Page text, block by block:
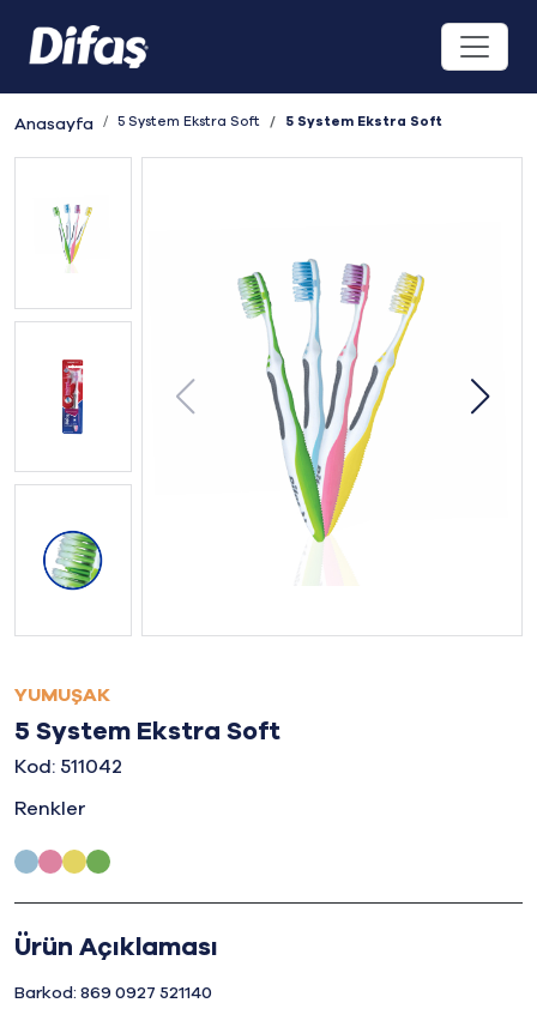
Anasayfa 5 System Ekstra Soft 5 System Ekstra Soft
YUMUŞAK
5 System Ekstra Soft
Kod: 511042
Renkler
Ürün Açıklaması
Barkod: 869 0927 521140